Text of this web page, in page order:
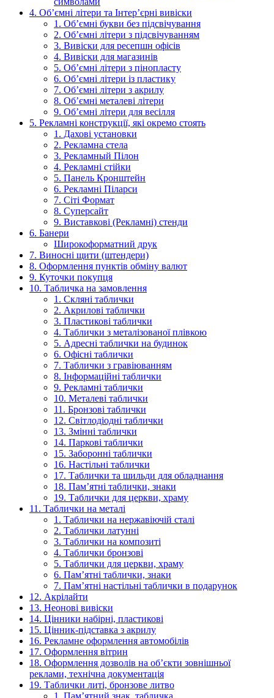
4. Об’ємні літери та Інтер’єрні вивіски
1. Об’ємні букви без підсвічування
2. Об’ємні літери з підсвічуванням
3. Вивіски для ресепшн офісів
4. Вивіски для магазинів
5. Об’ємні літери з пінопласту
6. Об’ємні літери із пластику
7. Об’ємні літери з акрилу
8. Об’ємні металеві літери
9. Об’ємні літери для весілля
5. Рекламні конструкції, які окремо стоять
1. Дахові установки
2. Рекламна стела
3. Рекламный Пілон
4. Рекламні стійки
5. Панель Кронштейн
6. Рекламні Піларси
7. Сіті Формат
8. Суперсайт
9. Виставкові (Рекламні) стенди
6. Банери
Широкоформатний друк
7. Виносні щити (штендери)
8. Оформлення пунктів обміну валют
9. Куточки покупця
10. Табличка на замовлення
1. Скляні таблички
2. Акрилові таблички
3. Пластикові таблички
4. Таблички з металізованої плівкою
5. Адресні таблички на будинок
6. Офісні таблички
7. Таблички з гравіюванням
8. Інформаційні таблички
9. Рекламні таблички
10. Металеві таблички
11. Бронзові таблички
12. Світлодіодні таблички
13. Змінні таблички
14. Паркові таблички
15. Заборонні таблички
16. Настільні таблички
17. Таблички та шильди для обладнання
18. Пам’ятні таблички, знаки
19. Таблички для церкви, храму
11. Таблички на металі
1. Таблички на нержавіючій сталі
2. Таблички латунні
3. Таблички на композиті
4. Таблички бронзові
5. Таблички для церкви, храму
6. Пам’ятні таблички, знаки
7. Пам’ятні настільні таблички в подарунок
12. Акрілайти
13. Неонові вивіски
14. Цінники набірні, пластикові
15. Цінник-підставка з акрилу
16. Рекламне оформлення автомобілів
17. Оформлення вітрин
18. Оформлення дозволів на об’єкти зовнішньої
реклами, технічна документація
19. Таблички литі, бронзове литво
1. Пам’ятний знак, табличка